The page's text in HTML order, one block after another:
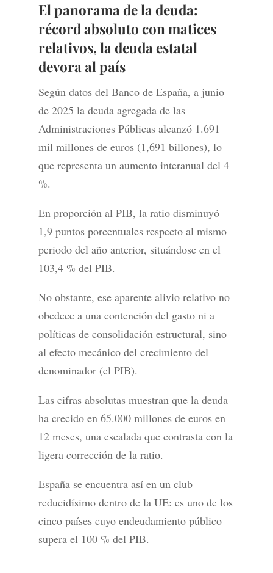
El panorama de la deuda:
récord absoluto con matices
relativos, la deuda estatal
devora al país
Según datos del Banco de España, a junio
de 2025 la deuda agregada de las
Administraciones Públicas alcanzó 1.691
mil millones de euros (1,691 billones), lo
que representa un aumento interanual del 4
%.
En proporción al PIB, la ratio disminuyó
1,9 puntos porcentuales respecto al mismo
periodo del año anterior, situándose en el
103,4 % del PIB.
No obstante, ese aparente alivio relativo no
obedece a una contención del gasto ni a
políticas de consolidación estructural, sino
al efecto mecánico del crecimiento del
denominador (el PIB).
Las cifras absolutas muestran que la deuda
ha crecido en 65.000 millones de euros en
12 meses, una escalada que contrasta con la
ligera corrección de la ratio.
España se encuentra así en un club
reducidísimo dentro de la UE: es uno de los
cinco países cuyo endeudamiento público
supera el 100 % del PIB.